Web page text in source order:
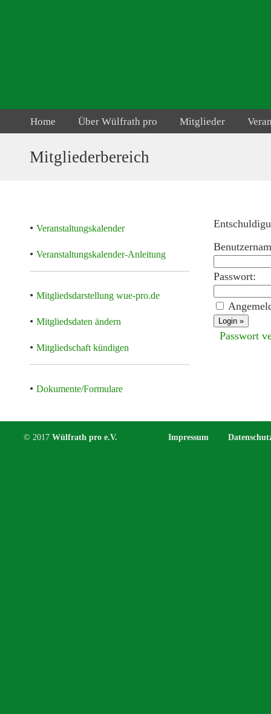
Home Über Wülfrath pro Mitglieder
Mitgliederbereich
Passwort:
Passwort
•Veranstaltungskalender
•Veranstaltungskalender-Anleitung
•Mitgliedsdarstellung wue-pro.de
•Mitgliedsdaten ändern
•Mitgliedschaft kündigen
•Dokumente/Formulare
© 2017 Wülfrath pro e.V. Impressum